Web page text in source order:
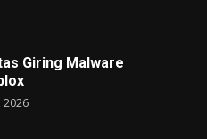
Giring Malware
2026